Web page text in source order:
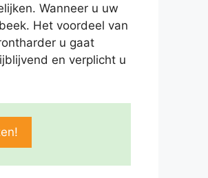
Wanneer u uw
Het voordeel van
u gaat
en verplicht u